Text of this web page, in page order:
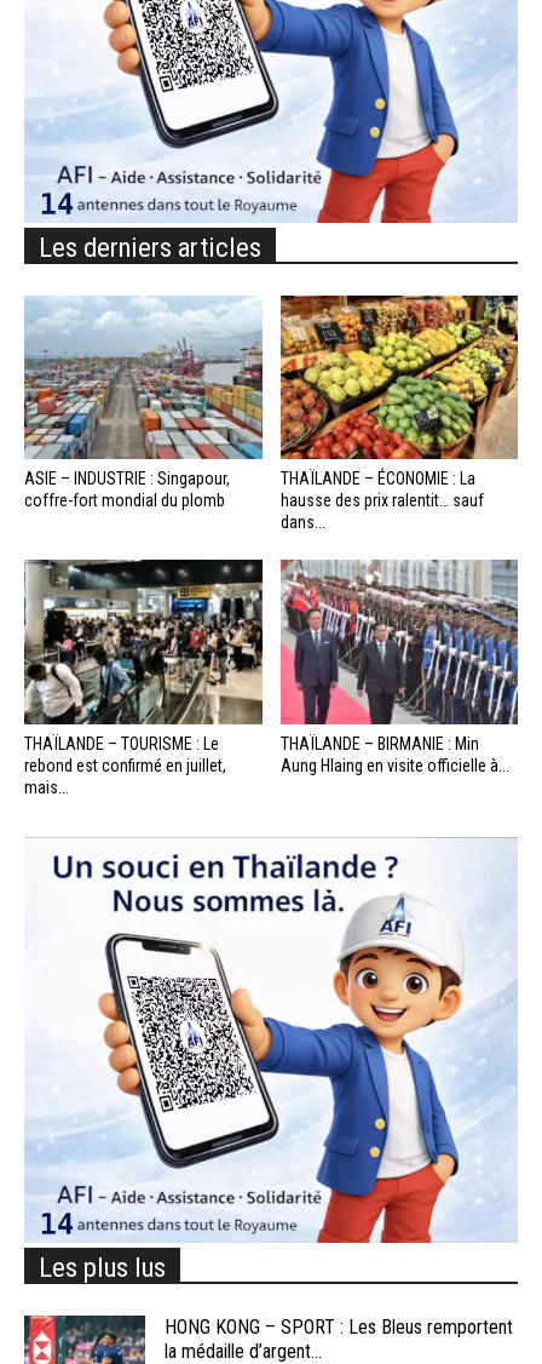
Les derniers articles
ASIE – INDUSTRIE : Singapour,
coffre-fort mondial du plomb
THAÏLANDE – ÉCONOMIE : La
hausse des prix ralentit… sauf
dans...
THAÏLANDE – TOURISME : Le
rebond est confirmé en juillet,
mais...
THAÏLANDE – BIRMANIE : Min
Aung Hlaing en visite officielle à...
Les plus lus
HONG KONG – SPORT : Les Bleus remportent
la médaille d’argent...